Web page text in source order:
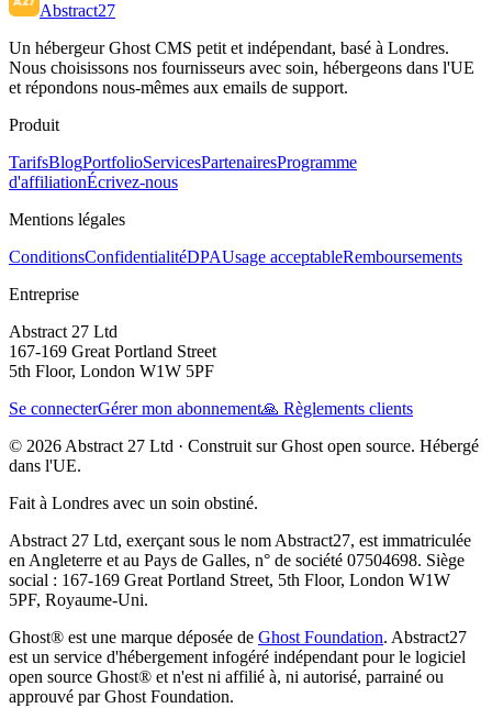
Abstract27
Un hébergeur Ghost CMS petit et indépendant, basé à Londres.
Nous choisissons nos fournisseurs avec soin, hébergeons dans l'UE
et répondons nous-mêmes aux emails de support.
Produit
TarifsBlogPortfolioServicesPartenairesProgramme
d'affiliationÉcrivez-nous
Mentions légales
ConditionsConfidentialitéDPAUsage acceptableRemboursements
Entreprise
Abstract 27 Ltd
167-169 Great Portland Street
5th Floor, London W1W 5PF
Se connecterGérer mon abonnement🙏 Règlements clients
© 2026 Abstract 27 Ltd · Construit sur Ghost open source. Hébergé
dans l'UE.
Fait à Londres avec un soin obstiné.
Abstract 27 Ltd, exerçant sous le nom Abstract27, est immatriculée
en Angleterre et au Pays de Galles, n° de société 07504698. Siège
social : 167-169 Great Portland Street, 5th Floor, London W1W
5PF, Royaume-Uni.
Ghost® est une marque déposée de Ghost Foundation. Abstract27
est un service d'hébergement infogéré indépendant pour le logiciel
open source Ghost® et n'est ni affilié à, ni autorisé, parrainé ou
approuvé par Ghost Foundation.